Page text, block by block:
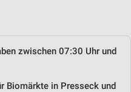
zwischen 07:30 Uhr und
Biomärkte in Presseck und